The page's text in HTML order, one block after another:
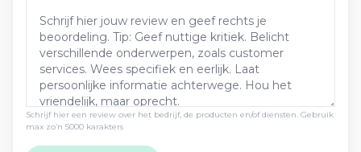
Schrijf hier een review over het bedrijf, de producten en/of diensten. Gebruik
max zo’n 5000 karakters